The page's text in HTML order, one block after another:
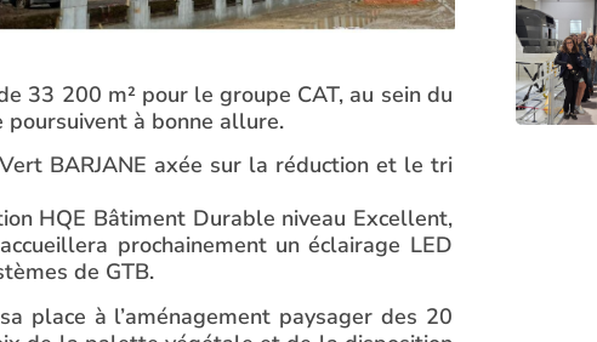
33 200 m² pour le groupe CAT, au sein du
poursuivent à bonne allure.
BARJANE axée sur la réduction et le tri
HQE Bâtiment Durable niveau Excellent,
prochainement un éclairage LED
de GTB.
place à l’aménagement paysager des 20